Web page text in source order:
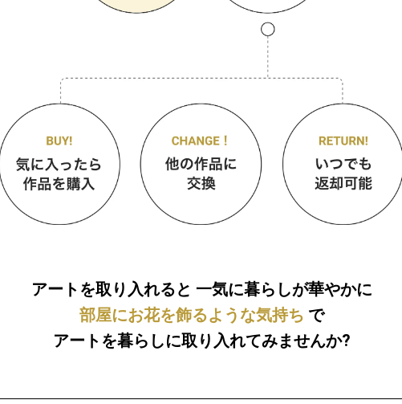
アートを取り入れると 一気に暮らしが華やかに
部屋にお花を飾るような気持ち で
アートを暮らしに取り入れてみませんか?